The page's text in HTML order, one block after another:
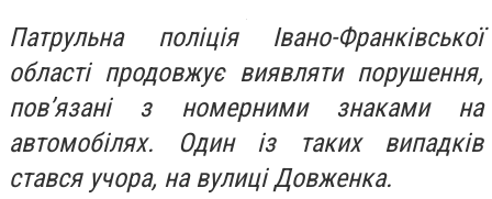
Патрульна поліція Івано-Франківської
області продовжує виявляти порушення,
пов’язані з номерними знаками на
автомобілях. Один із таких випадків
стався учора, на вулиці Довженка.